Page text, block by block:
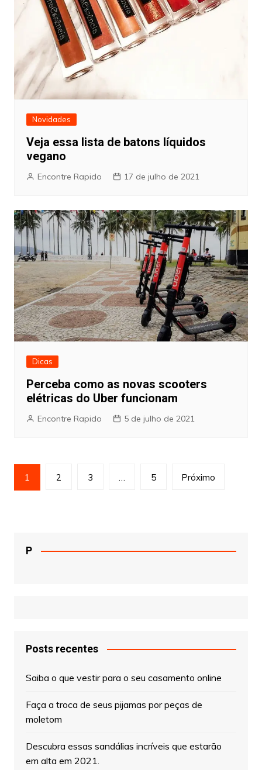
Novidades
Veja essa lista de batons líquidos
vegano
Encontre Rapido 17 de julho de 2021
Dicas
Perceba como as novas scooters
elétricas do Uber funcionam
Encontre Rapido 5 de julho de 2021
Paginação
de
1 2 3 … 5 Próximo
P
Posts recentes
Saiba o que vestir para o seu casamento online
Faça a troca de seus pijamas por peças de
moletom
Descubra essas sandálias incríveis que estarão
em alta em 2021.